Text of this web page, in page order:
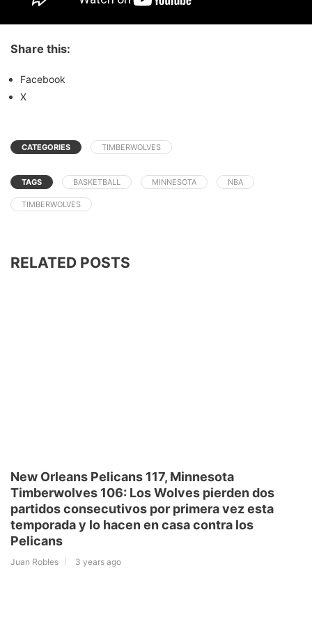
Share this:
Facebook
X
CATEGORIES TIMBERWOLVES
TAGS BASKETBALL MINNESOTA NBA
TIMBERWOLVES
RELATED POSTS
New Orleans Pelicans 117, Minnesota
Timberwolves 106: Los Wolves pierden dos
partidos consecutivos por primera vez esta
temporada y lo hacen en casa contra los
Pelicans
Juan Robles 3 years ago